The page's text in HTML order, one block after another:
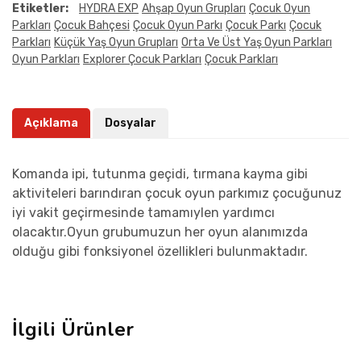
Etiketler: HYDRA EXP Ahşap Oyun Grupları Çocuk Oyun
Parkları Çocuk Bahçesi Çocuk Oyun Parkı Çocuk Parkı Çocuk
Parkları Küçük Yaş Oyun Grupları Orta Ve Üst Yaş Oyun Parkları
Oyun Parkları Explorer Çocuk Parkları Çocuk Parkları
Açıklama Dosyalar
Komanda ipi, tutunma geçidi, tırmana kayma gibi
aktiviteleri barındıran çocuk oyun parkımız çocuğunuz
iyi vakit geçirmesinde tamamıylen yardımcı
olacaktır.Oyun grubumuzun her oyun alanımızda
olduğu gibi fonksiyonel özellikleri bulunmaktadır.
İlgili Ürünler